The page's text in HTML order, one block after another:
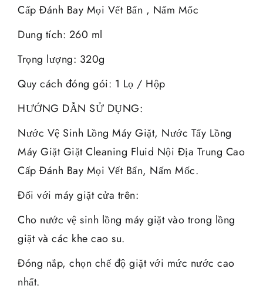
Cấp Đánh Bay Mọi Vết Bẩn , Nấm Mốc
Dung tích: 260 ml
Trọng lượng: 320g
Quy cách đóng gói: 1 Lọ / Hộp
HƯỚNG DẪN SỬ DỤNG:
Nước Vệ Sinh Lồng Máy Giặt, Nước Tẩy Lồng
Máy Giặt Giặt Cleaning Fluid Nội Địa Trung Cao
Cấp Đánh Bay Mọi Vết Bẩn, Nấm Mốc.
Đối với máy giặt cửa trên:
Cho nước vệ sinh lồng máy giặt vào trong lồng
giặt và các khe cao su.
Đóng nắp, chọn chế độ giặt với mức nước cao
nhất.